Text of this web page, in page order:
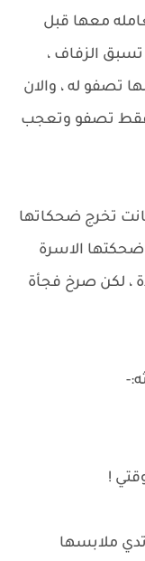
معها قبل
الزفاف ،
تصفو له ، والان
فقط تصفو وتعجب
تخرج ضحكاتها
ضحكتها الاسرة
، لكن صرخ فجأة
!
ملابسها